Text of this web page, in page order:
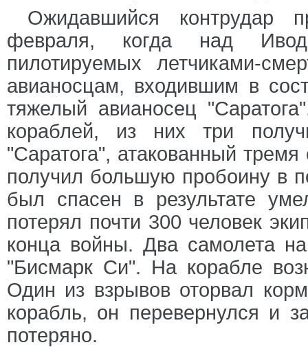
Ожидавшийся контрудар
февраля, когда над
пилотируемых летчиками-
авианосцам, входившим в
тяжелый авианосец
кораблей, из них три
"Саратога", атакованный
получил большую пробоину в
был спасен в результате
потерял почти 300 человек
конца войны. Два самолета
"Бисмарк Си". На корабле
Один из взрывов оторвал
корабль, он перевернулся и
потеряно.